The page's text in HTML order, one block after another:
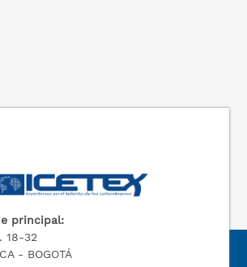
principal:
18-32
- BOGOTÁ